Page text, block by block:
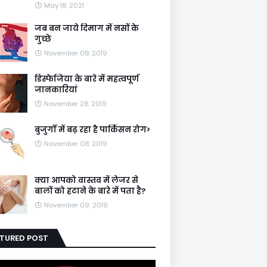
May 18, 2021
जब बन जाये दिमाग में नसों के
गुच्छे
November 08, 2019
डिस्फेजिया के बारे में महत्वपूर्ण
जानकारियां
November 28, 2019
बुजुर्गों में बढ़ रहा है पार्किंसन रोग>
November 08, 2019
क्या आपको वास्तव में लेजर से
बालों को हटाने के बारे में पता है?
November 09, 2019
POST